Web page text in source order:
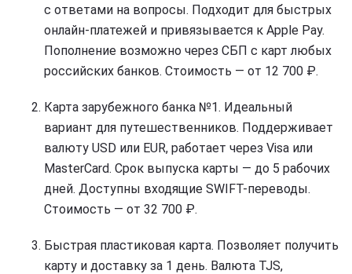
с ответами на вопросы. Подходит для быстрых
онлайн-платежей и привязывается к Apple Pay.
Пополнение возможно через СБП с карт любых
российских банков. Стоимость — от 12 700 ₽.
Карта зарубежного банка №1. Идеальный
вариант для путешественников. Поддерживает
валюту USD или EUR, работает через Visa или
MasterCard. Срок выпуска карты — до 5 рабочих
дней. Доступны входящие SWIFT-переводы.
Стоимость — от 32 700 ₽.
Быстрая пластиковая карта. Позволяет получить
карту и доставку за 1 день. Валюта TJS,